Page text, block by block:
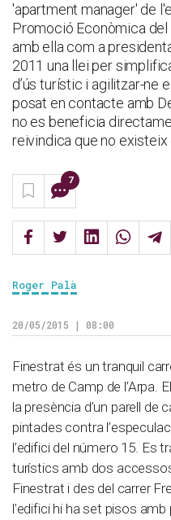
'apartment manager' de
Promoció Econòmica del
amb ella com a
2011 una llei per
d’ús turístic i agilitzar-ne
posat en contacte amb
no es beneficia
reivindica que no existeix
7
Roger Palà
20/05/2015 | 08:00
Finestrat és un tranquil
metro de Camp de l’Arpa.
la presència d’un parell de
pintades contra
l’edifici del número 15. Es
turístics amb dos
Finestrat i des del carrer
l’edifici hi ha set pisos